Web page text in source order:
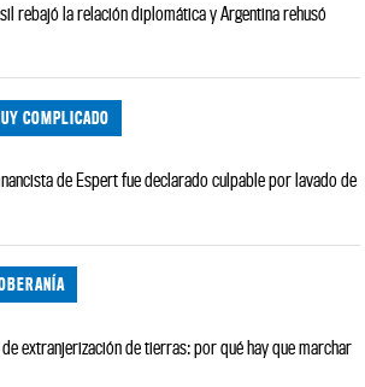
rebajó la relación diplomática y Argentina rehusó
COMPLICADO
de Espert fue declarado culpable por lavado de
de extranjerización de tierras: por qué hay que marchar